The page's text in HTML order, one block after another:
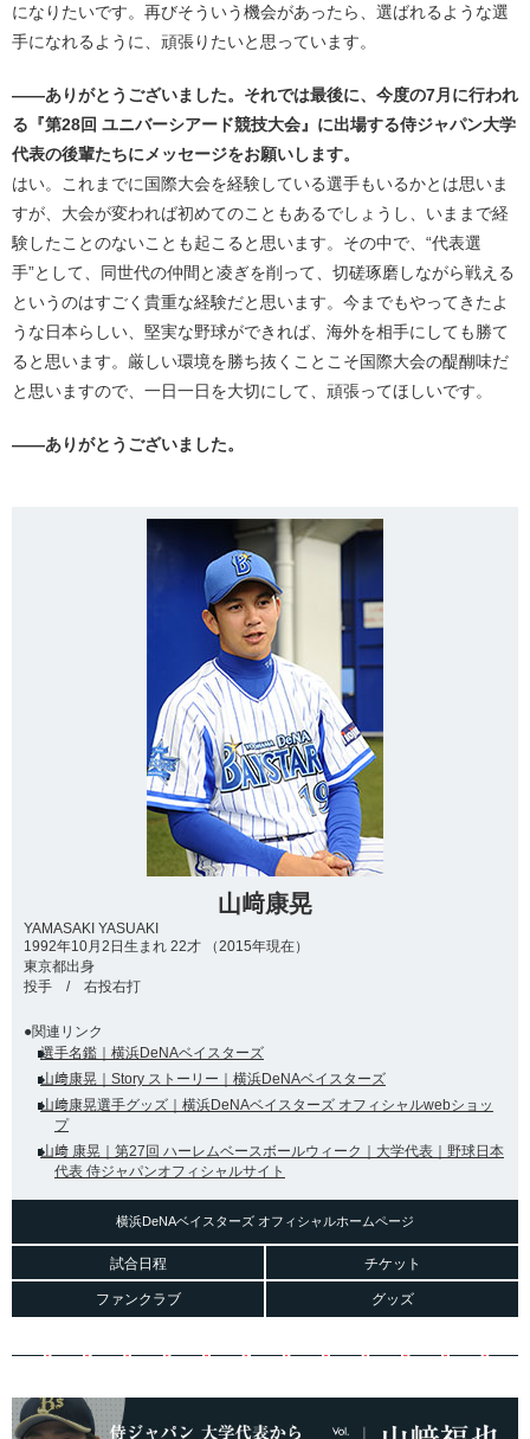
になりたいです。再びそういう機会があったら、選ばれるような選
手になれるように、頑張りたいと思っています。
――ありがとうございました。それでは最後に、今度の7月に行われ
る『第28回 ユニバーシアード競技大会』に出場する侍ジャパン大学
代表の後輩たちにメッセージをお願いします。
はい。これまでに国際大会を経験している選手もいるかとは思いま
すが、大会が変われば初めてのこともあるでしょうし、いままで経
験したことのないことも起こると思います。その中で、“代表選
手”として、同世代の仲間と凌ぎを削って、切磋琢磨しながら戦える
というのはすごく貴重な経験だと思います。今までもやってきたよ
うな日本らしい、堅実な野球ができれば、海外を相手にしても勝て
ると思います。厳しい環境を勝ち抜くことこそ国際大会の醍醐味だ
と思いますので、一日一日を大切にして、頑張ってほしいです。
――ありがとうございました。
山﨑康晃
YAMASAKI YASUAKI
1992年10月2日生まれ 22才 （2015年現在）
東京都出身
投手 / 右投右打
●関連リンク
選手名鑑｜横浜DeNAベイスターズ
山﨑康晃｜Story ストーリー｜横浜DeNAベイスターズ
山﨑康晃選手グッズ｜横浜DeNAベイスターズ オフィシャルwebショッ
プ
山﨑 康晃｜第27回 ハーレムベースボールウィーク｜大学代表｜野球日本
代表 侍ジャパンオフィシャルサイト
横浜DeNAベイスターズ オフィシャルホームページ
試合日程 チケット
ファンクラブ グッズ